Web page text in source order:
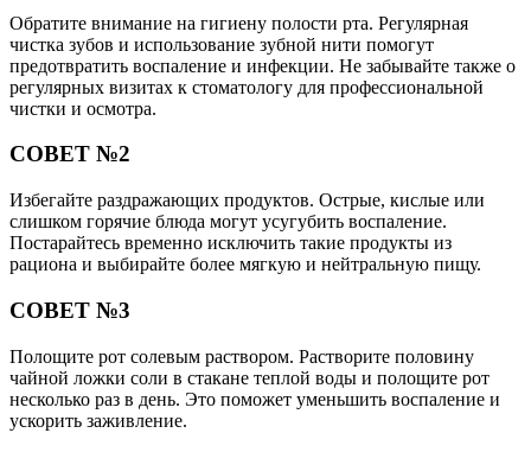
Обратите внимание на гигиену полости рта. Регулярная
чистка зубов и использование зубной нити помогут
предотвратить воспаление и инфекции. Не забывайте также о
регулярных визитах к стоматологу для профессиональной
чистки и осмотра.
СОВЕТ №2
Избегайте раздражающих продуктов. Острые, кислые или
слишком горячие блюда могут усугубить воспаление.
Постарайтесь временно исключить такие продукты из
рациона и выбирайте более мягкую и нейтральную пищу.
СОВЕТ №3
Полощите рот солевым раствором. Растворите половину
чайной ложки соли в стакане теплой воды и полощите рот
несколько раз в день. Это поможет уменьшить воспаление и
ускорить заживление.